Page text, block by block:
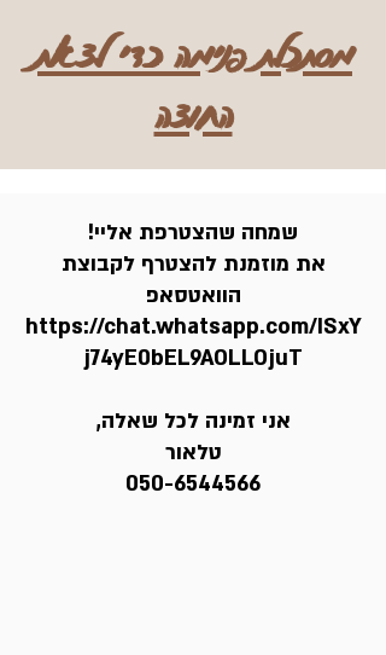
מסתכלת פנימה כדי לצאת
החוצה
שמחה שהצטרפת אליי!
את מוזמנת להצטרף לקבוצת
הוואטסאפ
https://chat.whatsapp.com/ISxY
j74yE0bEL9AOLLOjuT
אני זמינה לכל שאלה,
טלאור
050-6544566